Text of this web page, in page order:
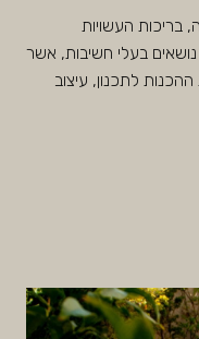
בריכות העשויות
בעלי חשיבות, אשר
לתכנון, עיצוב